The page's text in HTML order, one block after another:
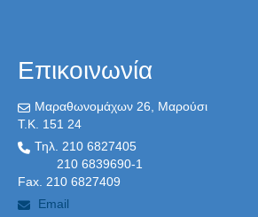
Επικοινωνία
Μαραθωνομάχων 26, Μαρούσι
T.K. 151 24
Τηλ. 210 6827405
210 6839690-1
Fax. 210 6827409
Email